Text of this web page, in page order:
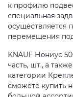
к профилю
специальная
осуществляется
перемещения
KNAUF Нониус
часть, шт., а
категории
сможете купить